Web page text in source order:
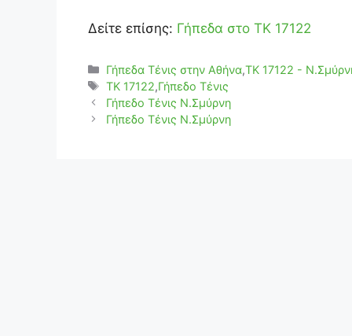
Δείτε επίσης: Γήπεδα στο ΤΚ 17122
Κατηγορίες
Γήπεδα Τένις στην Αθήνα,ΤΚ 17122 -
Ετικέτες
TK 17122,Γήπεδο Τένις
Γήπεδο Τένις Ν.Σμύρνη
Γήπεδο Τένις Ν.Σμύρνη